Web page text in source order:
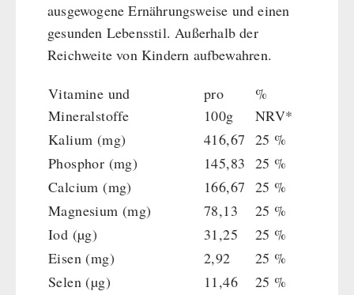
ausgewogene Ernährungsweise und einen
gesunden Lebensstil. Außerhalb der
Reichweite von Kindern aufbewahren.
Vitamine und
Mineralstoffe
pro
100g
%
NRV*
Kalium (mg)
416,67 25 %
Phosphor (mg)
145,83 25 %
Calcium (mg)
166,67 25 %
Magnesium (mg)
78,13
25 %
Iod (µg)
31,25
25 %
Eisen (mg)
2,92
25 %
Selen (µg)
11,46
25 %